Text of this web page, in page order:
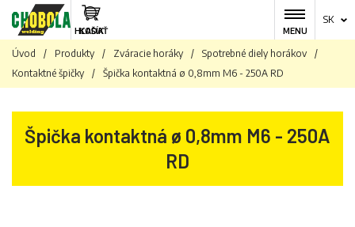
MENU
KOŠÍK
SK
HĽADAŤ
Úvod / Produkty / Zváracie horáky / Spotrebné diely horákov
/
Kontaktné špičky
/ Špička kontaktná ø 0,8mm M6 - 250A RD
Špička kontaktná ø 0,8mm M6 - 250A
RD